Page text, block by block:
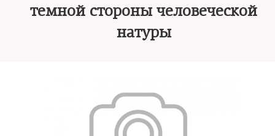
темной стороны человеческой
натуры